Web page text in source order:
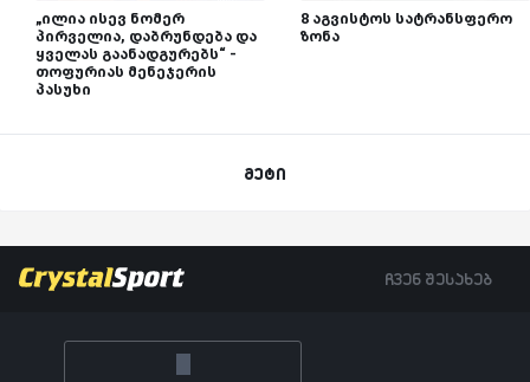
„ილია ისევ ნომერ
პირველია, დაბრუნდება და
ყველას გაანადგურებს“ -
თოფურიას მენეჯერის
პასუხი
8 აგვისტოს სატრანსფერო
ზონა
მეტი
ჩვენ შესახებ